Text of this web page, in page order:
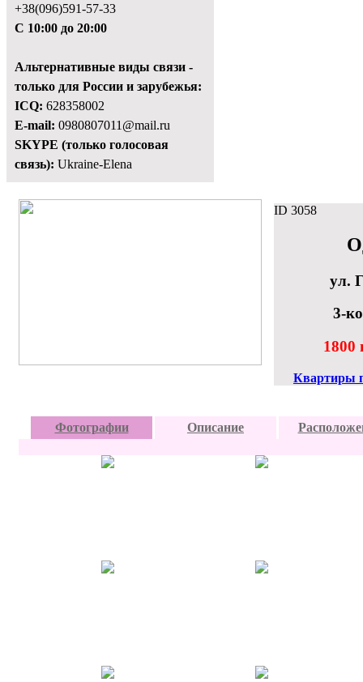
+38(096)591-57-33
С 10:00 до 20:00
Альтернативные виды связи -
только для России и зарубежья:
ICQ: 628358002
E-mail: 0980807011@mail.ru
SKYPE (только голосовая
связь): Ukraine-Elena
ID 3058
ул.
3-
1800
Квартиры
Фотографии Описание